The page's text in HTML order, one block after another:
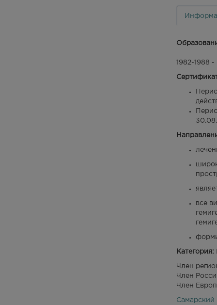
1982-1988
все
Категория:
Член
Член
Член
Самарский